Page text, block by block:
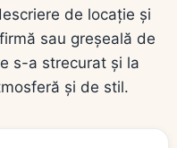
de locație și
sau greșeală de
s-a strecurat și la
și de stil.